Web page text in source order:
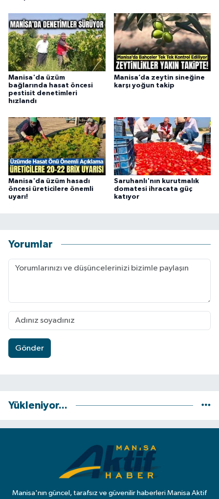
Manisa'da üzüm
bağlarında hasat öncesi
pestisit denetimleri
hızlandı
Manisa’da zeytin sineğine
karşı yoğun takip
Manisa'da üzüm hasadı
öncesi üreticilere önemli
uyarı!
Saruhanlı'nın kurutmalık
domatesi ihracata güç
katıyor
Yorumlar
Gönder
Yükleniyor...
Manisa'nın güncel, tarafsız ve güvenilir haberleri Manisa Aktif